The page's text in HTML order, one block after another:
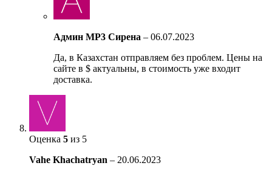
Админ MP3 Сирена – 06.07.2023
Да, в Казахстан отправляем без проблем. Цены на
сайте в $ актуальны, в стоимость уже входит
доставка.
Оценка 5 из 5
Vahe Khachatryan – 20.06.2023